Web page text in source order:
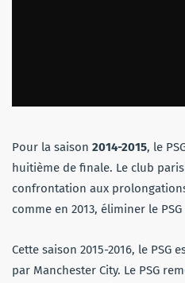
Pour la saison 2014-2015, le
huitième de finale. Le club
confrontation aux
comme en 2013, éliminer le
Cette saison 2015-2016, le
par Manchester City. Le PSG